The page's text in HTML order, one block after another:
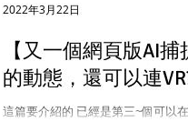
【又一個網頁版AI捕
的動態，還可以連
這篇要介紹的 已經是第三~個可以
2022年3月22日